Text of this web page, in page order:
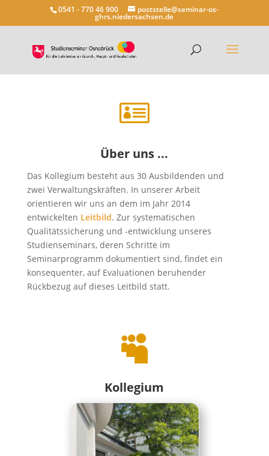
0541 - 770 46 900 poststelle@seminar-os-
ghrs.niedersachsen.de

Über uns ...
Das Kollegium besteht aus 30 Ausbildenden und
zwei Verwaltungskräften. In unserer Arbeit
orientieren wir uns an dem im Jahr 2014
entwickelten Leitbild. Zur systematischen
Qualitätssicherung und -entwicklung unseres
Studienseminars, deren Schritte im
Seminarprogramm dokumentiert sind, findet ein
konsequenter, auf Evaluationen beruhender
Rückbezug auf dieses Leitbild statt.

Kollegium